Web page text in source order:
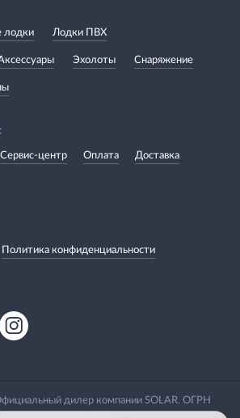
лодки Лодки ПВХ
Эхолоты Снаряжение
Сервис-центр Оплата Доставка
Политика конфиденциальности
дилер компании SOLAR. ОГРН